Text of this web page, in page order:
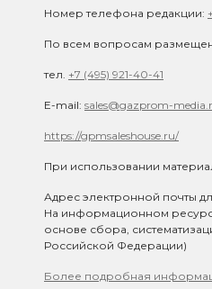
Номер телефона редакции:
По всем вопросам
тел. +7 (495) 921-40-41
E-mail: sales@gazprom-
https://gpmsaleshouse.ru/
При использовании
Адрес электронной почты
На информационном
основе сбора,
Российской Федерации)
Более подробная